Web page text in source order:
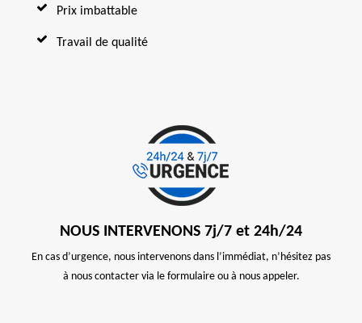
Prix imbattable
Travail de qualité
NOUS INTERVENONS 7j/7 et 24h/24
En cas d’urgence, nous intervenons dans l’immédiat, n’hésitez pas
à nous contacter via le formulaire ou à nous appeler.